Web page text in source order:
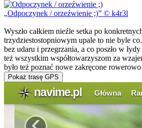
Odpoczynek / orzeźwienie ;) © k4r3l
Wyszło całkiem nieźle setka po
trzydziestostopniowym upale to nie byle
bez udaru i przegrzania, a co poszło w
też wszystkim współtowarzyszom za
było też poznać nowe zakręcone
Pokaż trasę GPS